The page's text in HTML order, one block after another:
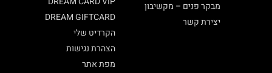
DREAM GIFTCARD
הקרדיט שלי
הצהרת נגישות
מפת אתר
מבקר פנים – מקשיבון
יצירת קשר